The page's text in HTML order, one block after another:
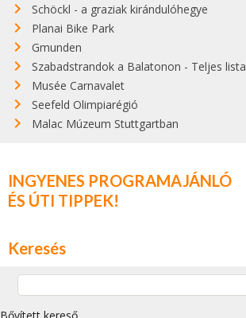
Schöckl - a graziak kirándulóhegye
Planai Bike Park
Gmunden
Szabadstrandok a Balatonon - Teljes lista
Musée Carnavalet
Seefeld Olimpiarégió
Malac Múzeum Stuttgartban
INGYENES PROGRAMAJÁNLÓ
ÉS ÚTI TIPPEK!
Keresés